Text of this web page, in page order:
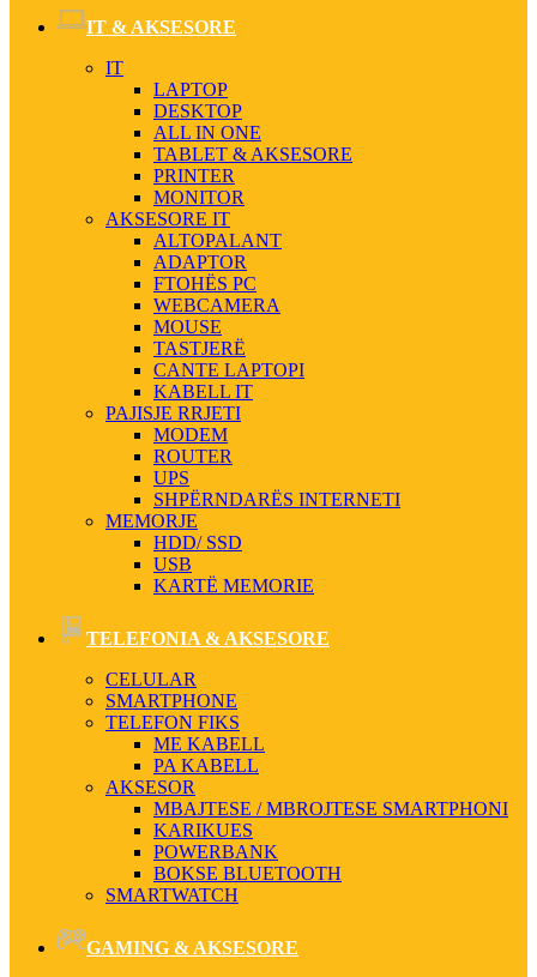
IT & AKSESORE
IT
LAPTOP
DESKTOP
ALL IN ONE
TABLET & AKSESORE
PRINTER
MONITOR
AKSESORE IT
ALTOPALANT
ADAPTOR
FTOHËS PC
WEBCAMERA
MOUSE
TASTJERË
CANTE LAPTOPI
KABELL IT
PAJISJE RRJETI
MODEM
ROUTER
UPS
SHPËRNDARËS INTERNETI
MEMORJE
HDD/ SSD
USB
KARTË MEMORIE
TELEFONIA & AKSESORE
CELULAR
SMARTPHONE
TELEFON FIKS
ME KABELL
PA KABELL
AKSESOR
MBAJTESE / MBROJTESE SMARTPHONI
KARIKUES
POWERBANK
BOKSE BLUETOOTH
SMARTWATCH
GAMING & AKSESORE